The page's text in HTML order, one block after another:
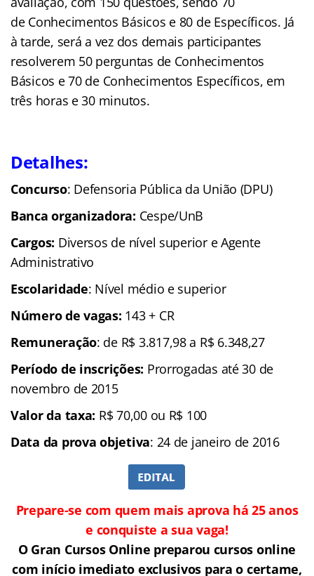
de Conhecimentos Básicos e 80 de Específicos. Já
à tarde, será a vez dos demais participantes
resolverem 50 perguntas de Conhecimentos
Básicos e 70 de Conhecimentos Específicos, em
três horas e 30 minutos.
Detalhes:
Concurso: Defensoria Pública da União (DPU)
Banca organizadora: Cespe/UnB
Cargos: Diversos de nível superior e Agente
Administrativo
Escolaridade: Nível médio e superior
Número de vagas: 143 + CR
Remuneração: de R$ 3.817,98 a R$ 6.348,27
Período de inscrições: Prorrogadas até 30 de
novembro de 2015
Valor da taxa: R$ 70,00 ou R$ 100
Data da prova objetiva: 24 de janeiro de 2016
Prepare-se com quem mais aprova há 25 anos
e conquiste a sua vaga!
O Gran Cursos Online preparou cursos online
com início imediato exclusivos para o certame,